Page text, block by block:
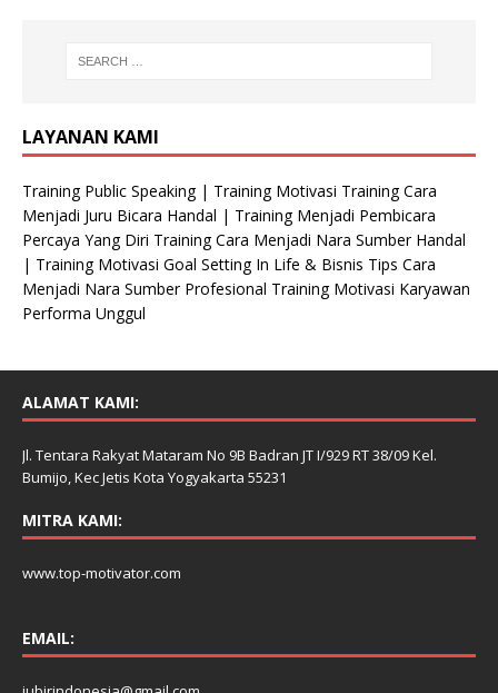
LAYANAN KAMI
Training Public Speaking | Training Motivasi Training Cara
Menjadi Juru Bicara Handal | Training Menjadi Pembicara
Percaya Yang Diri Training Cara Menjadi Nara Sumber Handal
| Training Motivasi Goal Setting In Life & Bisnis Tips Cara
Menjadi Nara Sumber Profesional Training Motivasi Karyawan
Performa Unggul
ALAMAT KAMI:
Jl. Tentara Rakyat Mataram No 9B Badran JT I/929 RT 38/09 Kel.
Bumijo, Kec Jetis Kota Yogyakarta 55231
MITRA KAMI:
www.top-motivator.com
EMAIL: